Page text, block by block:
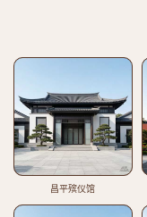
昌平殡仪馆